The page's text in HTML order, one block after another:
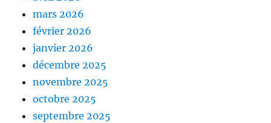
mars 2026
février 2026
janvier 2026
décembre 2025
novembre 2025
octobre 2025
septembre 2025